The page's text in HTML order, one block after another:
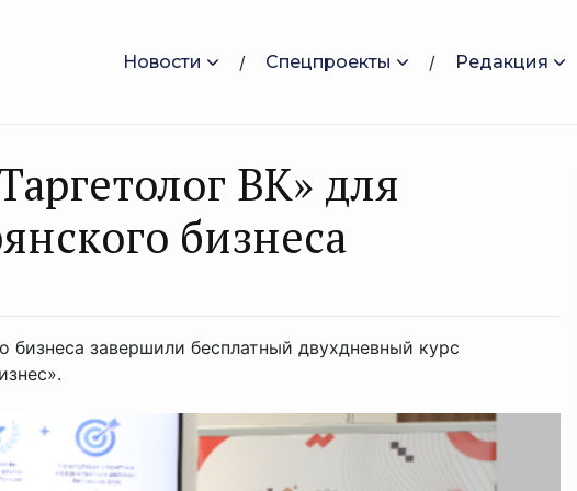
Новости Спецпроекты Редакция
ВК» для
бизнеса
бизнеса завершили бесплатный двухдневный курс